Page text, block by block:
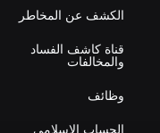
الكشف عن المخاطر
قناة كاشف الفساد
والمخالفات
وظائف
الحساب الإسلامي